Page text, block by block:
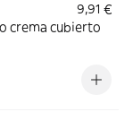
9,91 €
crema cubierto